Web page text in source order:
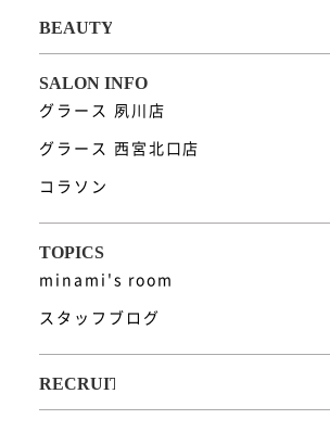
グラース 夙川店
グラース 西宮北口店
コラソン
minami's room
スタッフブログ